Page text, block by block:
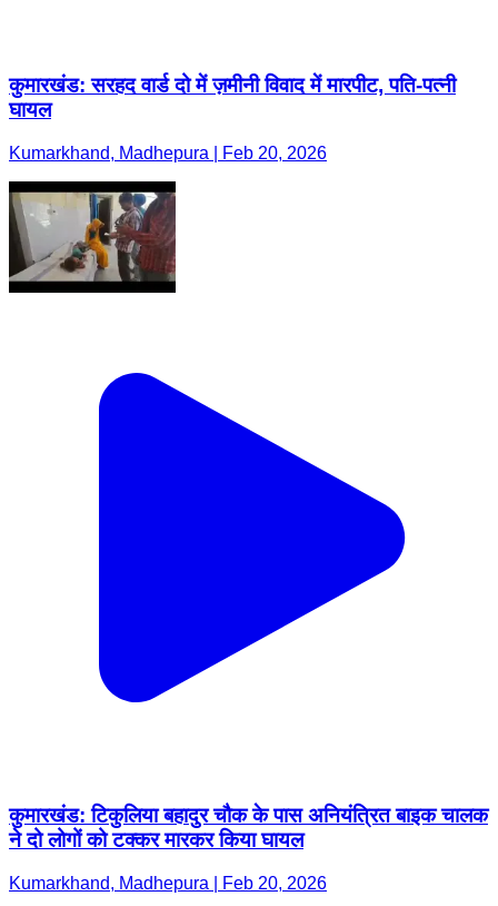
कुमारखंड: सरहद वार्ड दो में ज़मीनी विवाद में मारपीट, पति-पत्नी
घायल
Kumarkhand, Madhepura | Feb 20, 2026
कुमारखंड: टिकुलिया बहादुर चौक के पास अनियंत्रित बाइक चालक
ने दो लोगों को टक्कर मारकर किया घायल
Kumarkhand, Madhepura | Feb 20, 2026